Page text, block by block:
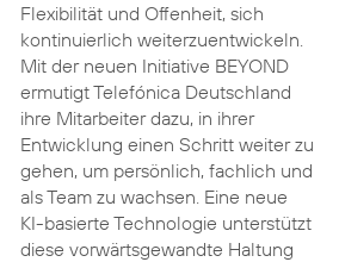
Flexibilität und Offenheit, sich
kontinuierlich weiterzuentwickeln.
Mit der neuen Initiative BEYOND
ermutigt Telefónica Deutschland
ihre Mitarbeiter dazu, in ihrer
Entwicklung einen Schritt weiter zu
gehen, um persönlich, fachlich und
als Team zu wachsen. Eine neue
KI-basierte Technologie unterstützt
diese vorwärtsgewandte Haltung